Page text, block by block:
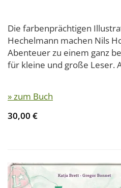
Die farbenprächtigen
Hechelmann machen Nils
Abenteuer zu einem ganz
für kleine und große Leser.
» zum Buch
30,00 €